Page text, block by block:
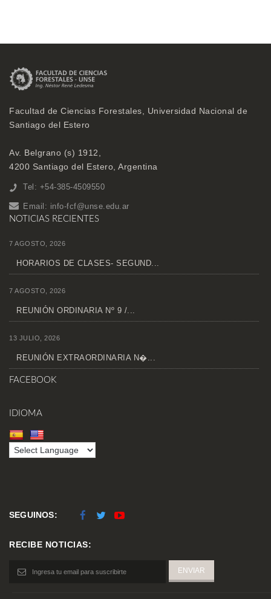
Facultad de Ciencias Forestales, Universidad Nacional de
Santiago del Estero
Av. Belgrano (s) 1912,
4200 Santiago del Estero, Argentina
Tel: +54-385-4509550
Email: info-fcf@unse.edu.ar
NOTICIAS RECIENTES
7 AGOSTO, 2026
HORARIOS DE CLASES- SEGUND...
7 AGOSTO, 2026
REUNIÓN ORDINARIA Nº 9 /...
13 JULIO, 2026
REUNIÓN EXTRAORDINARIA N�...
FACEBOOK
IDIOMA
SEGUINOS:
RECIBE NOTICIAS: